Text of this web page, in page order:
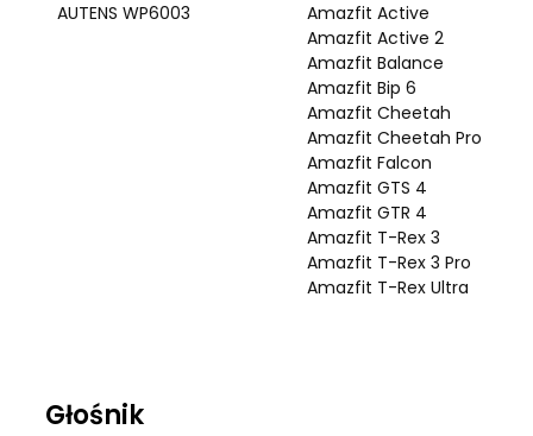
AUTENS WP6003
Amazfit Active
Amazfit Active 2
Amazfit Balance
Amazfit Bip 6
Amazfit Cheetah
Amazfit Cheetah Pro
Amazfit Falcon
Amazfit GTS 4
Amazfit GTR 4
Amazfit T-Rex 3
Amazfit T-Rex 3 Pro
Amazfit T-Rex Ultra
Głośnik